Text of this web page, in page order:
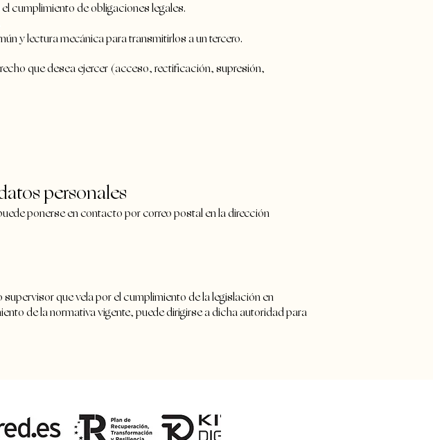
cumplimiento de obligaciones legales.
y lectura mecánica para transmitirlos a un tercero.
que desea ejercer (acceso, rectificación, supresión,
personales
ponerse en contacto por correo postal en la dirección
supervisor que vela por el cumplimiento de la legislación en
de la normativa vigente, puede dirigirse a dicha autoridad para